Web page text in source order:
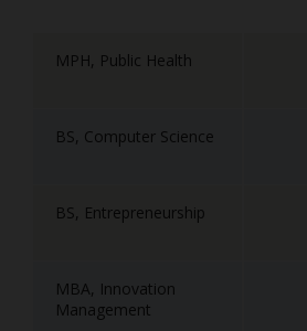
MPH, Public Health
BS, Computer Science
BS, Entrepreneurship
MBA, Innovation
Management